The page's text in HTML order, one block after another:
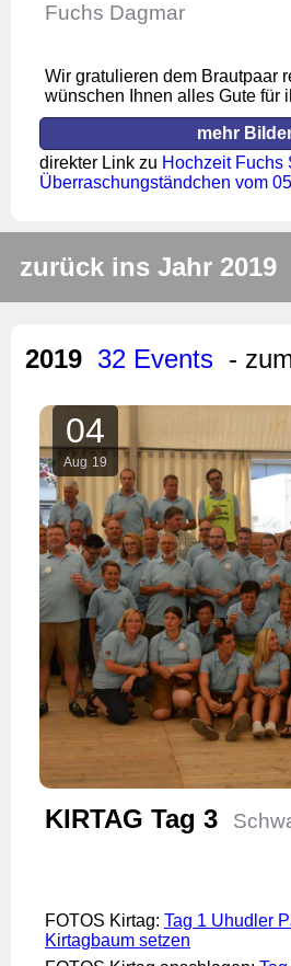
Fuchs Dagmar
Wir gratulieren dem Brautpaar
wünschen Ihnen alles Gute für
mehr
direkter Link zu Hochzeit Fuchs
Überraschungständchen vom
zurück ins Jahr 2019
2019 32 Events -
04
Aug 19
KIRTAG Tag 3
FOTOS Kirtag: Tag 1 Uhudler
Kirtagbaum setzen